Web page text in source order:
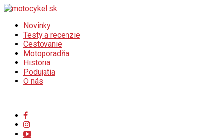
Novinky
Testy a recenzie
Cestovanie
Motoporadňa
História
Podujatia
O nás